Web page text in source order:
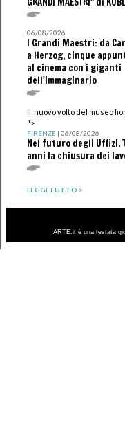
06/08/2026
I Grandi Maestri: da
a Herzog, cinque
al cinema con i giganti
dell'immaginario
Il nuovo volto del museo
">
FIRENZE| 06/08/2026
Nel futuro degli Uffizi.
anni la chiusura dei
LEGGI TUTTO >
ARTE.it è una testata